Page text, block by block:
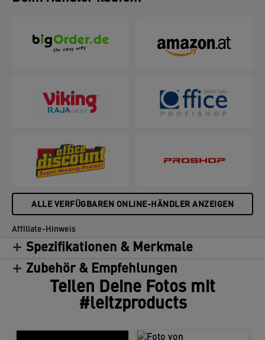
ALLE VERFÜGBAREN ONLINE-HÄNDLER ANZEIGEN
Affiliate-Hinweis
Spezifikationen & Merkmale
Zubehör & Empfehlungen
Teilen Deine Fotos mit
#leitzproducts